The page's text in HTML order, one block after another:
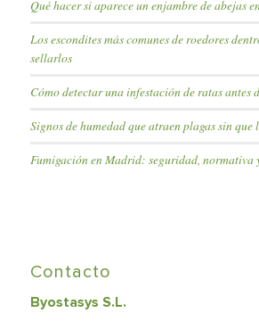
Qué hacer si aparece un enjambre de abejas
Los escondites más comunes de roedores
sellarlos
Cómo detectar una infestación de ratas antes
Signos de humedad que atraen plagas sin que
Fumigación en Madrid: seguridad, normativa
Contacto
Byostasys S.L.